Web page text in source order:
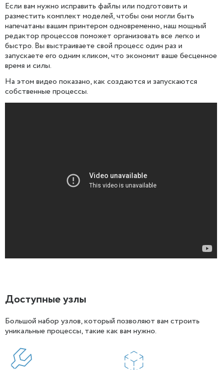
Если вам нужно исправить файлы или подготовить и
разместить комплект моделей, чтобы они могли быть
напечатаны вашим принтером одновременно, наш мощный
редактор процессов поможет организовать все легко и
быстро. Вы выстраиваете свой процесс один раз и
запускаете его одним кликом, что экономит ваше бесценное
время и силы.
На этом видео показано, как создаются и запускаются
собственные процессы.
Доступные узлы
Большой набор узлов, который позволяют вам строить
уникальные процессы, такие как вам нужно.